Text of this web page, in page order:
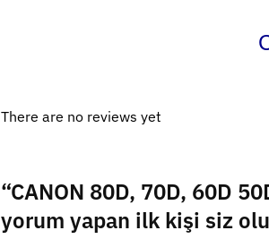
There are no reviews yet
“CANON 80D, 70D, 60D
yorum yapan ilk kişi siz